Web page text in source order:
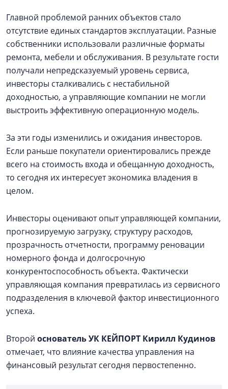
Главной проблемой ранних объектов стало
отсутствие единых стандартов эксплуатации. Разные
собственники использовали различные форматы
ремонта, мебели и обслуживания. В результате гости
получали непредсказуемый уровень сервиса,
инвесторы сталкивались с нестабильной
доходностью, а управляющие компании не могли
выстроить эффективную операционную модель.
За эти годы изменились и ожидания инвесторов.
Если раньше покупатели ориентировались прежде
всего на стоимость входа и обещанную доходность,
то сегодня их интересует экономика владения в
целом.
Инвесторы оценивают опыт управляющей компании,
прогнозируемую загрузку, структуру расходов,
прозрачность отчетности, программу реновации
номерного фонда и долгосрочную
конкурентоспособность объекта. Фактически
управляющая компания превратилась из сервисного
подразделения в ключевой фактор инвестиционного
успеха.
Второй основатель УК КЕЙПОРТ Кирилл Кудинов
отмечает, что влияние качества управления на
финансовый результат сегодня первостепенно.